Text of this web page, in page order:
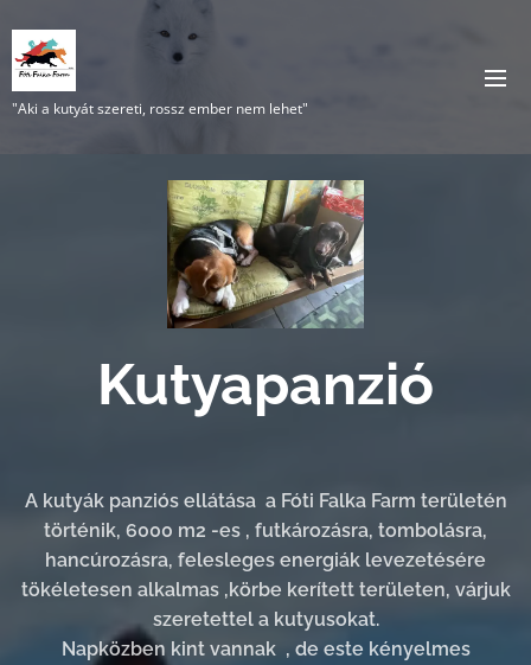
"Aki a kutyát szereti, rossz ember nem lehet"
Kutyapanzió
A kutyák panziós ellátása a Fóti Falka Farm területén
történik, 6000 m2 -es , futkározásra, tombolásra,
hancúrozásra, felesleges energiák levezetésére
tökéletesen alkalmas ,körbe kerített területen, várjuk
szeretettel a kutyusokat.
Napközben kint vannak , de este kényelmes